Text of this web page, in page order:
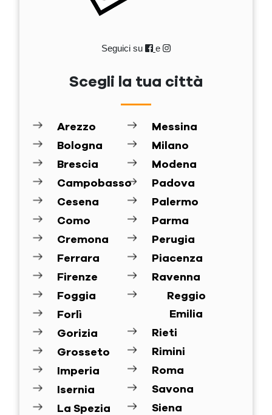
Seguici su e
Scegli la tua città
Arezzo
Bologna
Brescia
Campobasso
Cesena
Como
Cremona
Ferrara
Firenze
Foggia
Forlì
Gorizia
Grosseto
Imperia
Isernia
La Spezia
Messina
Milano
Modena
Padova
Palermo
Parma
Perugia
Piacenza
Ravenna
Reggio
Emilia
Rieti
Rimini
Roma
Savona
Siena